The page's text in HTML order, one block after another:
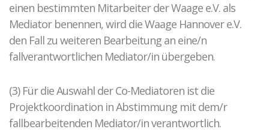
einen bestimmten Mitarbeiter der Waage e.V. als
Mediator benennen, wird die Waage Hannover e.V.
den Fall zu weiteren Bearbeitung an eine/n
fallverantwortlichen Mediator/in übergeben.
(3) Für die Auswahl der Co-Mediatoren ist die
Projektkoordination in Abstimmung mit dem/r
fallbearbeitenden Mediator/in verantwortlich.